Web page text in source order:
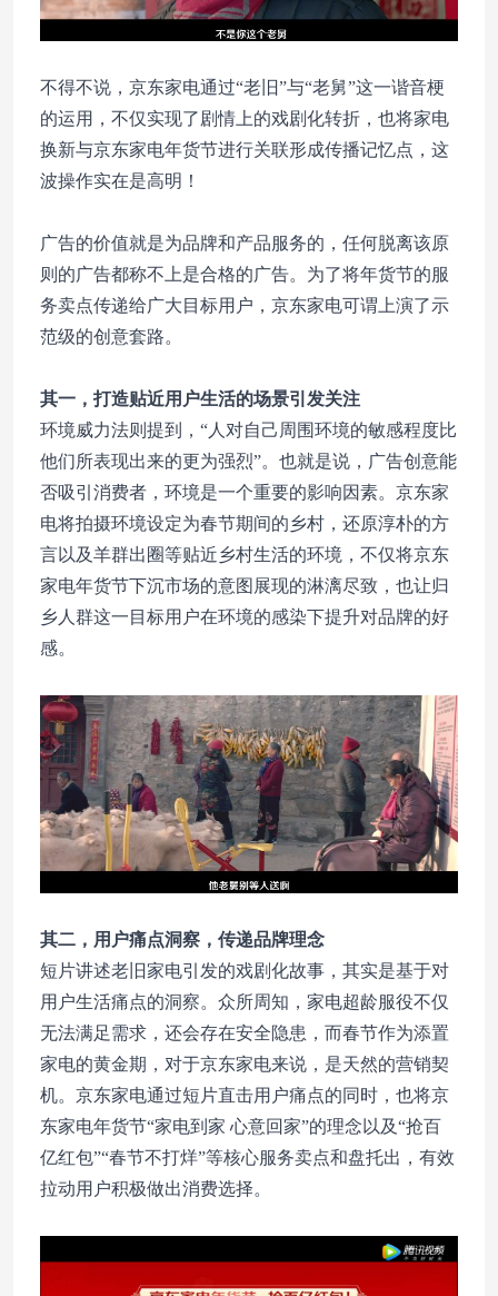
不得不说，京东家电通过“老旧”与“老舅”这一谐音梗
的运用，不仅实现了剧情上的戏剧化转折，也将家电
换新与京东家电年货节进行关联形成传播记忆点，这
波操作实在是高明！
广告的价值就是为品牌和产品服务的，任何脱离该原
则的广告都称不上是合格的广告。为了将年货节的服
务卖点传递给广大目标用户，京东家电可谓上演了示
范级的创意套路。
其一，打造贴近用户生活的场景引发关注
环境威力法则提到，“人对自己周围环境的敏感程度比
他们所表现出来的更为强烈”。也就是说，广告创意能
否吸引消费者，环境是一个重要的影响因素。京东家
电将拍摄环境设定为春节期间的乡村，还原淳朴的方
言以及羊群出圈等贴近乡村生活的环境，不仅将京东
家电年货节下沉市场的意图展现的淋漓尽致，也让归
乡人群这一目标用户在环境的感染下提升对品牌的好
感。
其二，用户痛点洞察，传递品牌理念
短片讲述老旧家电引发的戏剧化故事，其实是基于对
用户生活痛点的洞察。众所周知，家电超龄服役不仅
无法满足需求，还会存在安全隐患，而春节作为添置
家电的黄金期，对于京东家电来说，是天然的营销契
机。京东家电通过短片直击用户痛点的同时，也将京
东家电年货节“家电到家 心意回家”的理念以及“抢百
亿红包”“春节不打烊”等核心服务卖点和盘托出，有效
拉动用户积极做出消费选择。